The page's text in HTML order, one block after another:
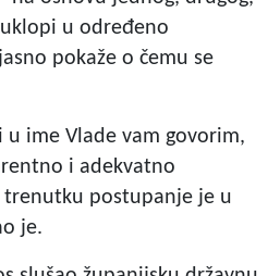
u određeno
pokaže o čemu se
ime Vlade vam govorim,
i adekvatno
postupanje je u
je.